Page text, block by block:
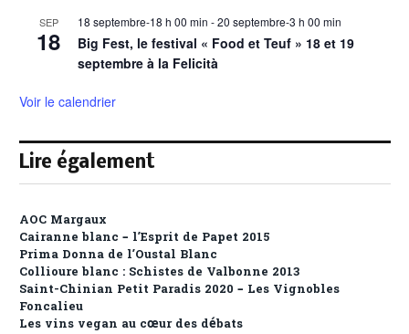
SEP
18
18 septembre-18 h 00 min -20 septembre-3 h 00 min
Big Fest, le festival « Food et Teuf » 18 et 19
septembre à la Felicità
Voir le calendrier
Lire également
AOC Margaux
Cairanne blanc – l’Esprit de Papet 2015
Prima Donna de l’Oustal Blanc
Collioure blanc : Schistes de Valbonne 2013
Saint-Chinian Petit Paradis 2020 – Les Vignobles
Foncalieu
Les vins vegan au cœur des débats